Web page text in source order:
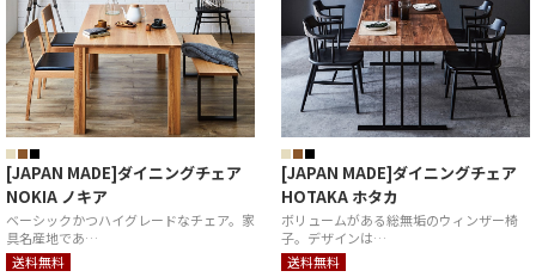
[JAPAN MADE]ダイニングチェア
NOKIA ノキア
ベーシックかつハイグレードなチェア。家
具名産地であ…
送料無料
[JAPAN MADE]ダイニングチェア
HOTAKA ホタカ
ボリュームがある総無垢のウィンザー椅
子。デザインは…
送料無料